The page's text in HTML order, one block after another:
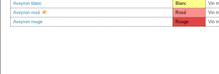
Aveyron blanc
Blanc
Vin
Aveyron rosé
Rosé
Vin
Aveyron rouge
Rouge Vin